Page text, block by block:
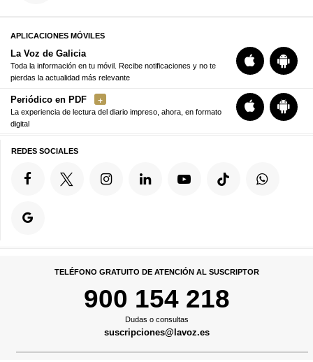
APLICACIONES MÓVILES
La Voz de Galicia
Toda la información en tu móvil. Recibe notificaciones y no te
pierdas la actualidad más relevante
Periódico en PDF
La experiencia de lectura del diario impreso, ahora, en formato
digital
REDES SOCIALES
TELÉFONO GRATUITO DE ATENCIÓN AL SUSCRIPTOR
900 154 218
Dudas o consultas
suscripciones@lavoz.es